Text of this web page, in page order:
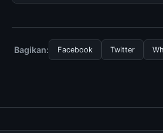
Anda bisa mengunjungi halaman
berkala. Kami selalu memperbarui
Bagikan: Facebook Twitter